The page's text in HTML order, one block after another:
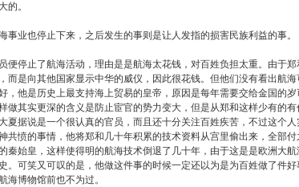
的。
事业也停止下来，之后发生的事则是让人发指的损害民族利益的事。
便停止了航海活动，理由是是航海太花钱，对百姓负担太重。由于
而是向其他国家显示中华的威仪，因此很花钱。但他们没有看出航
，他是历史上最支持海上贸易的皇帝，原因是每年需要交给金国的
做其实更深的含义是防止宦官的势力变大，但是从郑和这样少有的
夏据说是一个很认真的官员，而且还十分关注百姓疾苦，不过这个人
共愤的事情，他将郑和几十年积累的技术资料从宫里偷出来，全部
秦始皇，这样使得明的航海技术倒退了几十年，由于这是是欧洲大航
。可笑又可叹的是，他做这件事的时候一定还以为是为百姓做了件
海博物馆前也不为过。